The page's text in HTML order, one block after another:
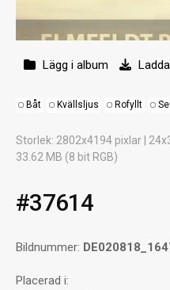
Lägg i album
Båt Kvällsljus Rofyllt
Storlek: 2802x4194 pixlar |
33.62 MB (8 bit RGB)
#37614
Bildnummer:
Placerad i: